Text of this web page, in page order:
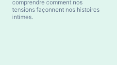
comprendre comment nos
tensions façonnent nos histoires
intimes.